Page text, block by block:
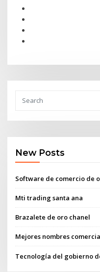
New Posts
Software de comercio de
Mti trading santa ana
Brazalete de oro chanel
Mejores nombres
Tecnología del gobierno